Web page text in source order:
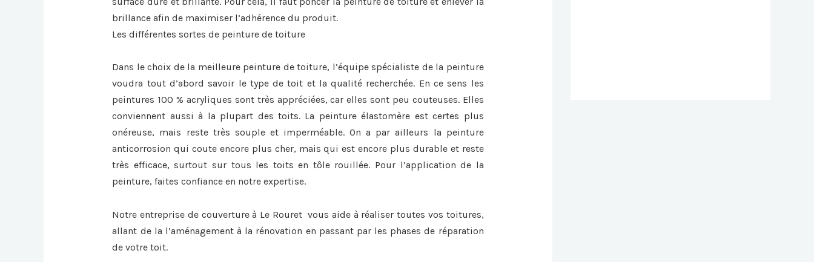
brillance afin de maximiser l’adhérence du produit.
Les différentes sortes de peinture de toiture
Dans le choix de la meilleure peinture de toiture, l’équipe spécialiste de la peinture
voudra tout d’abord savoir le type de toit et la qualité recherchée. En ce sens les
peintures 100 % acryliques sont très appréciées, car elles sont peu couteuses. Elles
conviennent aussi à la plupart des toits. La peinture élastomère est certes plus
onéreuse, mais reste très souple et imperméable. On a par ailleurs la peinture
anticorrosion qui coute encore plus cher, mais qui est encore plus durable et reste
très efficace, surtout sur tous les toits en tôle rouillée. Pour l’application de la
peinture, faites confiance en notre expertise.
Notre entreprise de couverture à Le Rouret vous aide à réaliser toutes vos toitures,
allant de la l’aménagement à la rénovation en passant par les phases de réparation
de votre toit.